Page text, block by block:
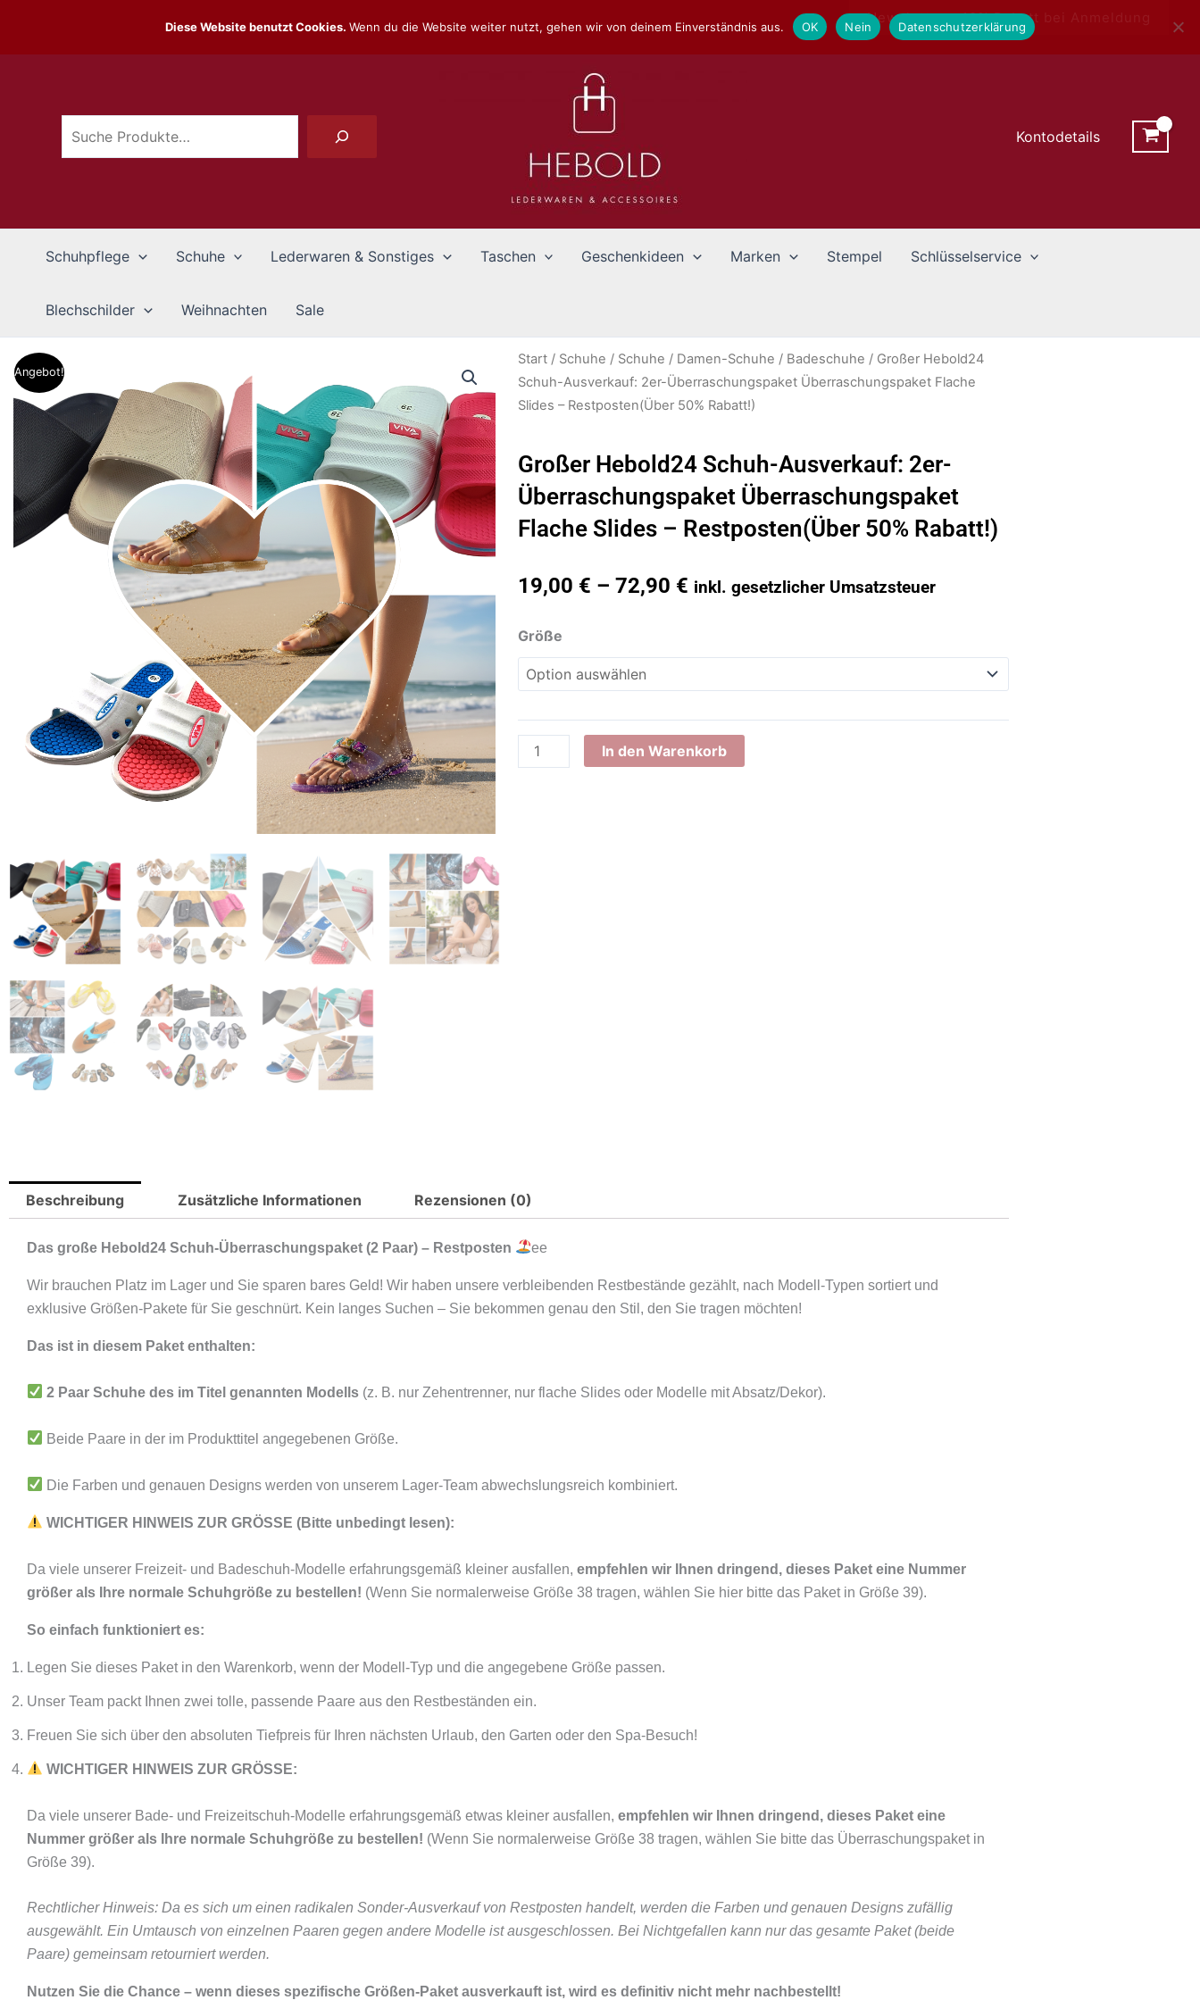
springen
Newsletter - 10% Rabatt bei Anmeldung
Suchen
Kontodetails
Schuhpflege Schuhe Lederwaren & Sonstiges Taschen Geschenkideen Marken Stempel Schlüsselservice
Blechschilder Weihnachten Sale
Angebot!
Start / Schuhe / Schuhe / Damen-Schuhe / Badeschuhe / Großer Hebold24
Schuh-Ausverkauf: 2er-Überraschungspaket Überraschungspaket Flache
Slides – Restposten(Über 50% Rabatt!)
Großer Hebold24 Schuh-Ausverkauf: 2er-
Überraschungspaket Überraschungspaket
Flache Slides – Restposten(Über 50% Rabatt!)
19,00 € – 72,90 € inkl. gesetzlicher Umsatzsteuer
Größe
Großer
Hebold24
Schuh-
2er-
Überraschungspaket
Überraschungspaket
In den Warenkorb
Beschreibung Zusätzliche Informationen Rezensionen (0)
Das große Hebold24 Schuh-Überraschungspaket (2 Paar) – Restposten ee
Wir brauchen Platz im Lager und Sie sparen bares Geld! Wir haben unsere verbleibenden Restbestände gezählt, nach Modell-Typen sortiert und
exklusive Größen-Pakete für Sie geschnürt. Kein langes Suchen – Sie bekommen genau den Stil, den Sie tragen möchten!
Das ist in diesem Paket enthalten:
2 Paar Schuhe des im Titel genannten Modells (z. B. nur Zehentrenner, nur flache Slides oder Modelle mit Absatz/Dekor).
Beide Paare in der im Produkttitel angegebenen Größe.
Die Farben und genauen Designs werden von unserem Lager-Team abwechslungsreich kombiniert.
WICHTIGER HINWEIS ZUR GRÖSSE (Bitte unbedingt lesen):
Da viele unserer Freizeit- und Badeschuh-Modelle erfahrungsgemäß kleiner ausfallen, empfehlen wir Ihnen dringend, dieses Paket eine Nummer
größer als Ihre normale Schuhgröße zu bestellen! (Wenn Sie normalerweise Größe 38 tragen, wählen Sie hier bitte das Paket in Größe 39).
So einfach funktioniert es:
Legen Sie dieses Paket in den Warenkorb, wenn der Modell-Typ und die angegebene Größe passen.
Unser Team packt Ihnen zwei tolle, passende Paare aus den Restbeständen ein.
Freuen Sie sich über den absoluten Tiefpreis für Ihren nächsten Urlaub, den Garten oder den Spa-Besuch!
WICHTIGER HINWEIS ZUR GRÖSSE:
Da viele unserer Bade- und Freizeitschuh-Modelle erfahrungsgemäß etwas kleiner ausfallen, empfehlen wir Ihnen dringend, dieses Paket eine
Nummer größer als Ihre normale Schuhgröße zu bestellen! (Wenn Sie normalerweise Größe 38 tragen, wählen Sie bitte das Überraschungspaket in
Größe 39).
Rechtlicher Hinweis: Da es sich um einen radikalen Sonder-Ausverkauf von Restposten handelt, werden die Farben und genauen Designs zufällig
ausgewählt. Ein Umtausch von einzelnen Paaren gegen andere Modelle ist ausgeschlossen. Bei Nichtgefallen kann nur das gesamte Paket (beide
Paare) gemeinsam retourniert werden.
Nutzen Sie die Chance – wenn dieses spezifische Größen-Paket ausverkauft ist, wird es definitiv nicht mehr nachbestellt!
Diese Website benutzt Cookies. Wenn du die Website weiter nutzt, gehen wir von deinem Einverständnis aus. OK Nein Datenschutzerklärung